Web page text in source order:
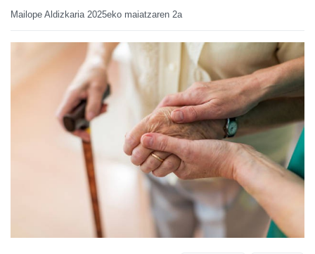
Mailope Aldizkaria 2025eko maiatzaren 2a